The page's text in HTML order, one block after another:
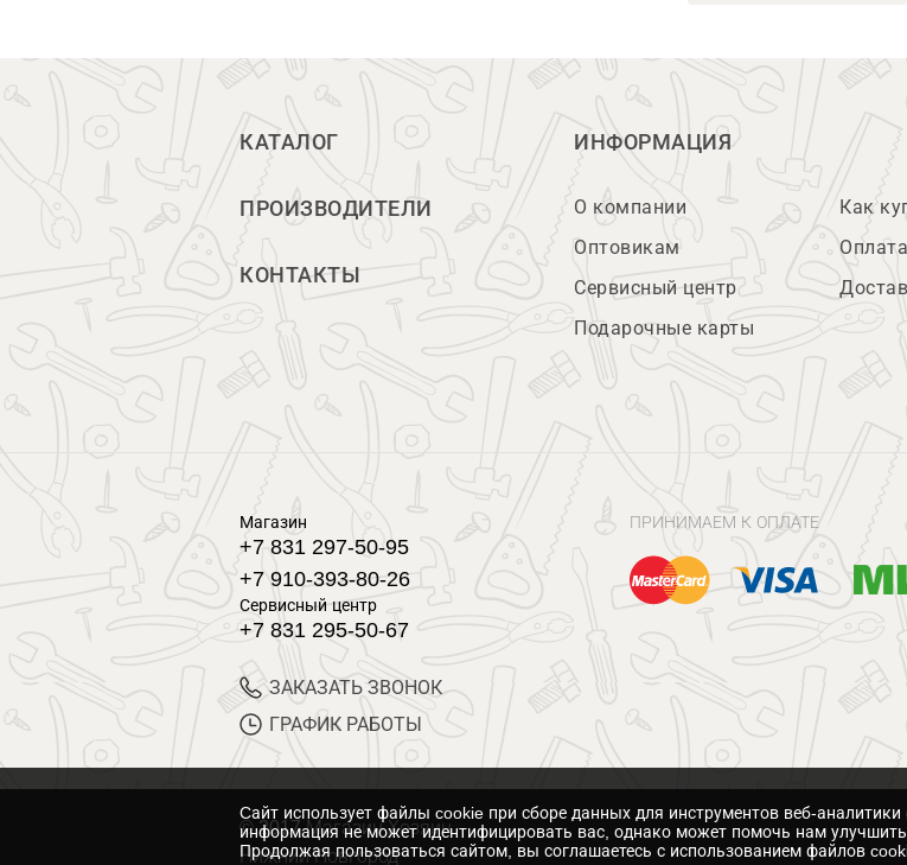
КАТАЛОГ
ПРОИЗВОДИТЕЛИ
КОНТАКТЫ
ИНФОРМАЦИЯ
О компании
Оптовикам
Сервисный центр
Подарочные карты
Как
Оплата
Магазин
+7 831 297-50-95
+7 910-393-80-26
Сервисный центр
+7 831 295-50-67
ЗАКАЗАТЬ ЗВОНОК
ГРАФИК РАБОТЫ
ПРИНИМАЕМ К ОПЛАТЕ
© 2017 Магазин Хозяин
Нижний Новгород
Cайт использует файлы cookie при сборе данных для инструментов веб-
информация не может идентифицировать вас, однако может помочь нам улучшить
Продолжая пользоваться сайтом, вы соглашаетесь с использованием файлов